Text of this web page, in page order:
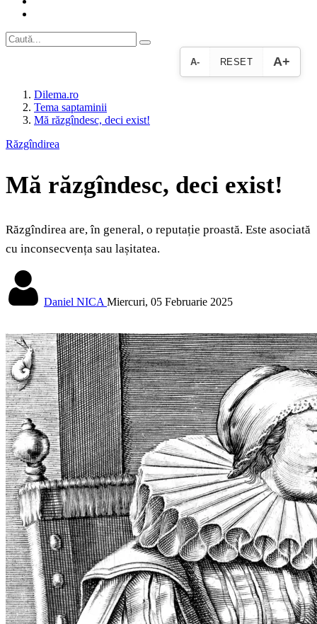
A- RESET A+
Dilema.ro
Tema saptaminii
Mă răzgîndesc, deci exist!
Răzgîndirea
Mă răzgîndesc, deci exist!
Răzgîndirea are, în general, o reputație proastă. Este asociată
cu inconsecvența sau lașitatea.
Daniel NICA Miercuri, 05 Februarie 2025